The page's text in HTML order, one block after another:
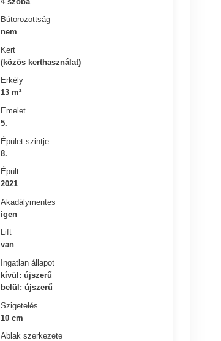
Bútorozottság
nem
Kert
(közös kerthasználat)
Erkély
13 m²
Emelet
5.
Épület szintje
8.
Épült
2021
Akadálymentes
igen
Lift
van
Ingatlan állapot
kívül: újszerű
belül: újszerű
Szigetelés
10 cm
Ablak szerkezete